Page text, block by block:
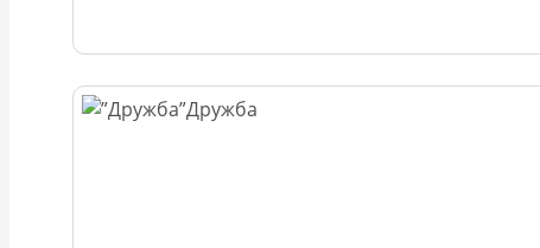
Дружба